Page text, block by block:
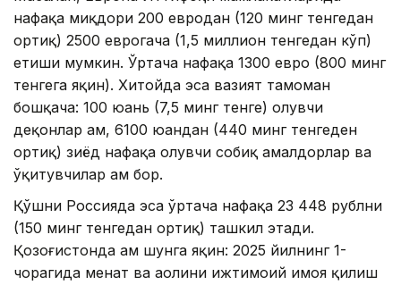
нафақа миқдори 200 евродан (120 минг тенгедан
ортиқ) 2500 еврогача (1,5 миллион тенгедан кўп)
етиши мумкин. Ўртача нафақа 1300 евро (800 минг
тенгега яқин). Хитойда эса вазият тамоман
бошқача: 100 юань (7,5 минг тенге) олувчи
деҳқонлар ҳам, 6100 юандан (440 минг тенгеден
ортиқ) зиёд нафақа олувчи собиқ амалдорлар ва
ўқитувчилар ҳам бор.
Қўшни Россияда эса ўртача нафақа 23 448 рублни
(150 минг тенгедан ортиқ) ташкил этади.
Қозоғистонда ҳам шунга яқин: 2025 йилнинг 1-
чорагида меҳнат ва аҳолини ижтимоий ҳимоя қилиш